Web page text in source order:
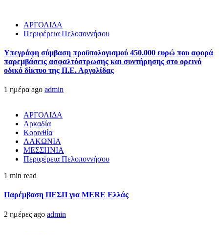
ΑΡΓΟΛΙΔΑ
Περιφέρεια Πελοποννήσου
Υπεγράφη σύμβαση προϋπολογισμού 450.000 ευρώ που αφορά
παρεμβάσεις ασφαλτόστρωσης και συντήρησης στο ορεινό
οδικό δίκτυο της Π.Ε. Αργολίδας
1 ημέρα ago admin
ΑΡΓΟΛΙΔΑ
Αρκαδία
Κορινθία
ΛΑΚΩΝΙΑ
ΜΕΣΣΗΝΙΑ
Περιφέρεια Πελοποννήσου
1 min read
Παρέμβαση ΠΕΣΠ για MERE Ελλάς
2 ημέρες ago admin